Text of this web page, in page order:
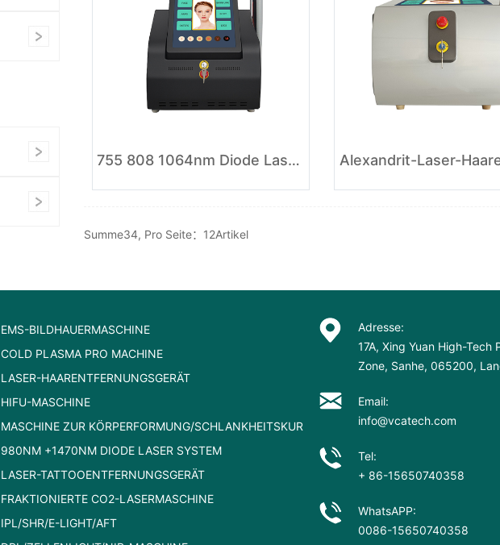
755 808 1064nm Diode Laser Hair Removal Machine
Summe34, Pro Seite：12Artikel
EMS-BILDHAUERMASCHINE
COLD PLASMA PRO MACHINE
LASER-HAARENTFERNUNGSGERÄT
HIFU-MASCHINE
MASCHINE ZUR KÖRPERFORMUNG/SCHLANKHEITSKUR
980NM +1470NM DIODE LASER SYSTEM
LASER-TATTOOENTFERNUNGSGERÄT
FRAKTIONIERTE CO2-LASERMASCHINE
IPL/SHR/E-LIGHT/AFT
Adresse:
17A, Xing Yuan High-
Zone, Sanhe, 065200,
Email:
info@vcatech.com
Tel:
+ 86-15650740358
WhatsAPP:
0086-15650740358